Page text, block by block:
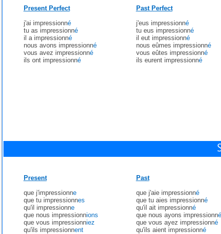
Present Perfect
j'ai impressionné
tu as impressionné
il a impressionné
nous avons impressionné
vous avez impressionné
ils ont impressionné
Past Perfect
j'eus impressionné
tu eus impressionné
il eut impressionné
nous eûmes impressionné
vous eûtes impressionné
ils eurent impressionné
Present
que j'impressionne
que tu impressionnes
qu'il impressionne
que nous impressionnions
que vous impressionniez
qu'ils impressionnent
Past
que j'aie impressionné
que tu aies impressionné
qu'il ait impressionné
que nous ayons impressionné
que vous ayez impressionné
qu'ils aient impressionné